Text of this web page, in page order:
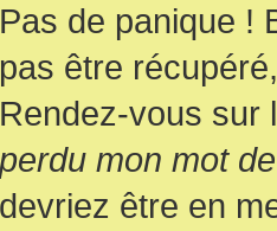
Pas de panique !
pas être
Rendez-vous sur
perdu mon mot
devriez être en